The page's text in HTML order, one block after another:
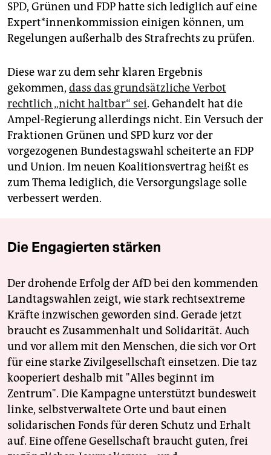
SPD, Grünen und FDP hatte sich lediglich auf eine
Ex­per­t*in­nen­kom­mis­si­on einigen können, um
Regelungen außerhalb des Strafrechts zu prüfen.
Diese war zu dem sehr klaren Ergebnis
gekommen, dass das grundsätzliche Verbot
rechtlich „nicht haltbar“ sei. Gehandelt hat die
Ampel-Regierung allerdings nicht. Ein Versuch der
Fraktionen Grünen und SPD kurz vor der
vorgezogenen Bundestagswahl scheiterte an FDP
und Union. Im neuen Koalitionsvertrag heißt es
zum Thema lediglich, die Versorgungslage solle
verbessert werden.
Die Engagierten stärken
Der drohende Erfolg der AfD bei den kommenden
Landtagswahlen zeigt, wie stark rechtsextreme
Kräfte inzwischen geworden sind. Gerade jetzt
braucht es Zusammenhalt und Solidarität. Auch
und vor allem mit den Menschen, die sich vor Ort
für eine starke Zivilgesellschaft einsetzen. Die taz
kooperiert deshalb mit "Alles beginnt im
Zentrum". Die Kampagne unterstützt bundesweit
linke, selbstverwaltete Orte und baut einen
solidarischen Fonds für deren Schutz und Erhalt
auf. Eine offene Gesellschaft braucht guten, frei